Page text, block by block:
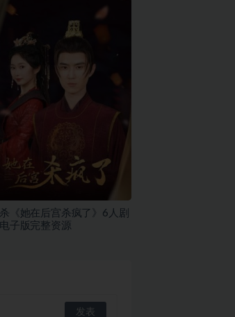
《她在后宫杀疯了》6人剧
子版完整资源